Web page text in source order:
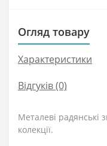
Огляд товару
Характеристики
Відгуків (0)
Металеві радянські
колекції.